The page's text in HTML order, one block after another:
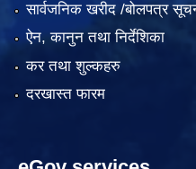
सार्वजनिक खरीद /बोलपत्र
ऐन, कानुन तथा निर्देशिका
कर तथा शुल्कहरु
दरखास्त फारम